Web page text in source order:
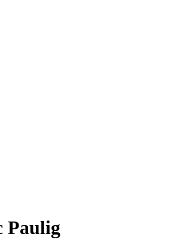
Paulig